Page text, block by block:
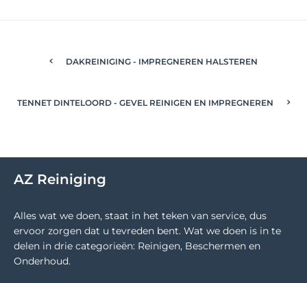
DAKREINIGING - IMPREGNEREN HALSTEREN
TENNET DINTELOORD - GEVEL REINIGEN EN IMPREGNEREN
AZ Reiniging
Alles wat we doen, staat in het teken van service, dus
ervoor zorgen dat u tevreden bent. Wat we doen is in te
delen in drie categorieën: Reinigen, Beschermen en
Onderhoud.